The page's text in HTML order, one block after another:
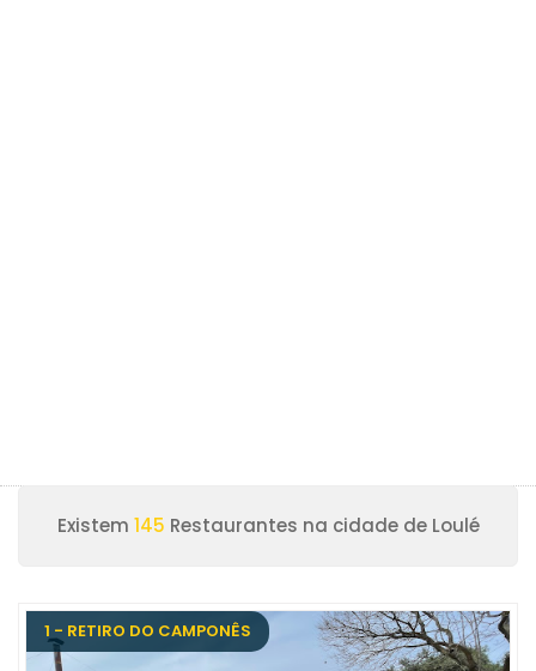
Existem 145 Restaurantes na cidade de Loulé
1 - RETIRO DO CAMPONÊS